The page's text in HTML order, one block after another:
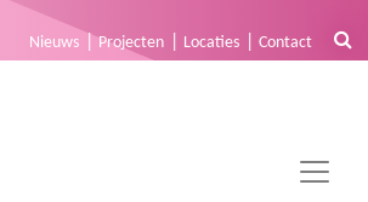
Nieuws Projecten Locaties Contact